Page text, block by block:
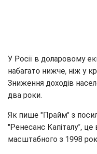
У Росії в доларовому
набагато нижче, ніж у
Зниження доходів
два роки.
Як пише "Прайм" з
"Ренесанс Капіталу", це
масштабного з 1998